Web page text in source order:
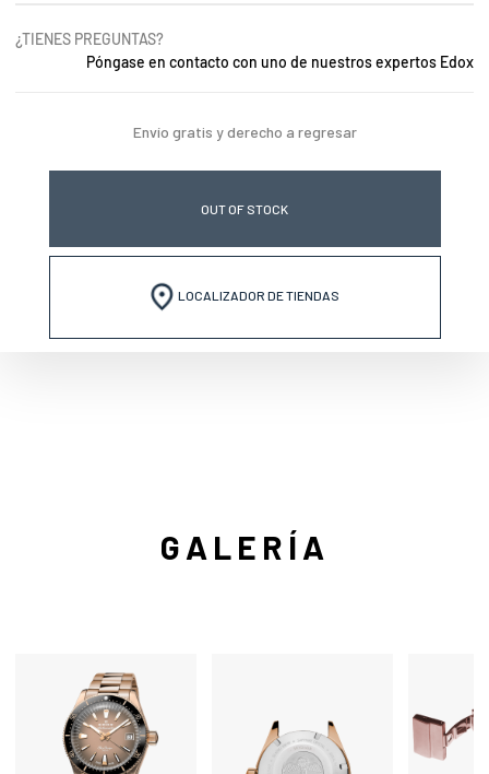
¿TIENES PREGUNTAS?
Póngase en contacto con uno de nuestros expertos Edox
Envío gratis y derecho a regresar
OUT OF STOCK
LOCALIZADOR DE TIENDAS
GALERÍA